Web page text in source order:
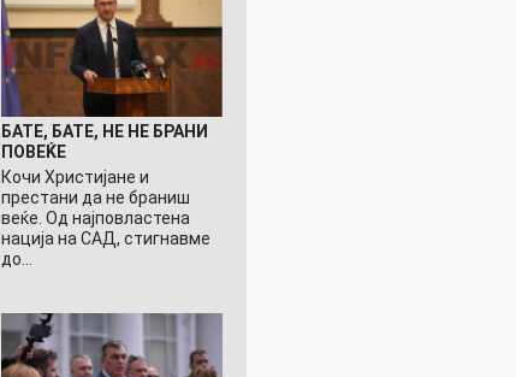
БАТЕ, БАТЕ, НЕ НЕ БРАНИ
ПОВЕЌЕ
Кочи Христијане и
престани да не браниш
веќе. Од најповластена
нација на САД, стигнавме
до…